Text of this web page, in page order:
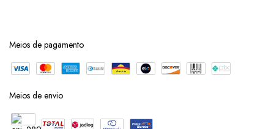
Meios de pagamento
Meios de envio